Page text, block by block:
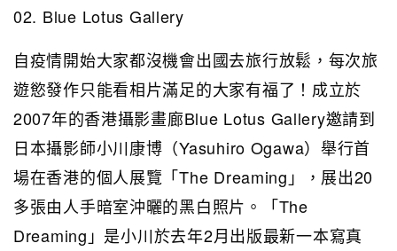
02. Blue Lotus Gallery
自疫情開始大家都沒機會出國去旅行放鬆，每次旅
遊慾發作只能看相片滿足的大家有福了！成立於
2007年的香港攝影畫廊Blue Lotus Gallery邀請到
日本攝影師小川康博（Yasuhiro Ogawa）舉行首
場在香港的個人展覽「The Dreaming」，展出20
多張由人手暗室沖曬的黑白照片。「The
Dreaming」是小川於去年2月出版最新一本寫真